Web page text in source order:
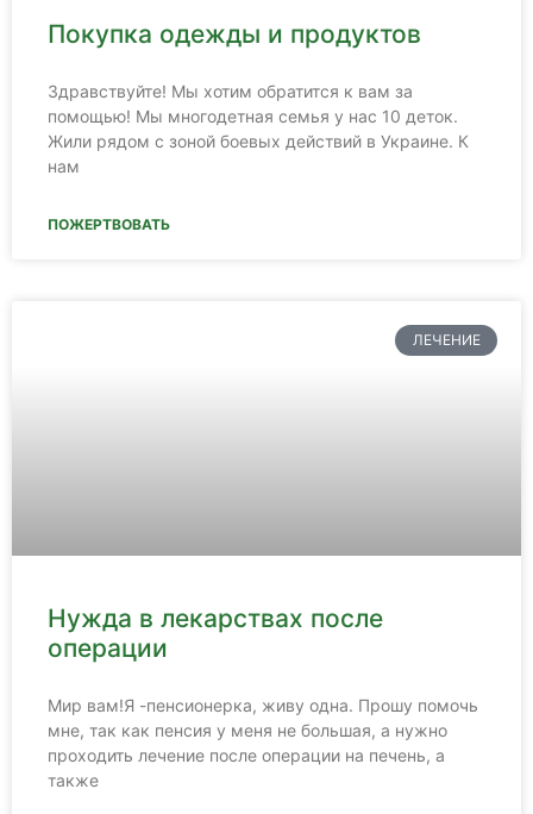
Покупка одежды и продуктов
Здравствуйте! Мы хотим обратится к вам за
помощью! Мы многодетная семья у нас 10 деток.
Жили рядом с зоной боевых действий в Украине. К
нам
ПОЖЕРТВОВАТЬ
ЛЕЧЕНИЕ
Нужда в лекарствах после
операции
Мир вам!Я -пенсионерка, живу одна. Прошу помочь
мне, так как пенсия у меня не большая, а нужно
проходить лечение после операции на печень, а
также